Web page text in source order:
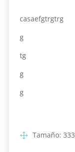
casaefgtrgtrg
g
tg
g
g
Tamaño: 333